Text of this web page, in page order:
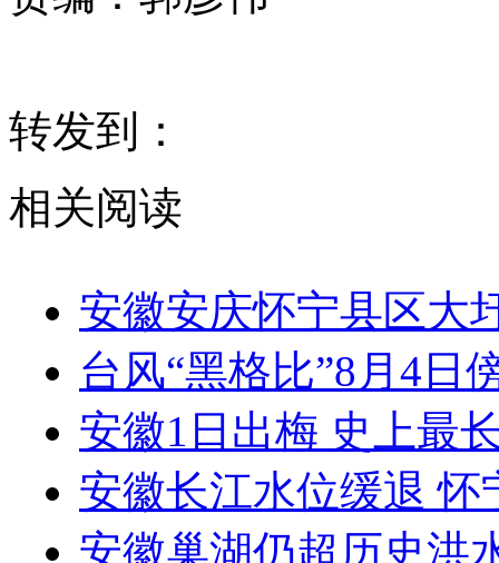
转发到：
相关阅读
安徽安庆怀宁县区大
台风“黑格比”8月4日
安徽1日出梅 史上最
安徽长江水位缓退
安徽巢湖仍超历史洪